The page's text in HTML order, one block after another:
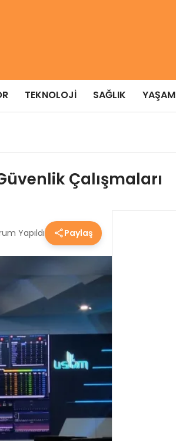
TEKNOLOJI SAĞLIK YAŞAM
Çalışmaları
Yapıldı Paylaş